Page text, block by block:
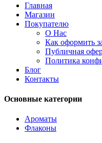
Главная
Магазин
Покупателю
О Нас
Как оформить
Публичная
Политика
Блог
Контакты
Основные категории
Ароматы
Флаконы